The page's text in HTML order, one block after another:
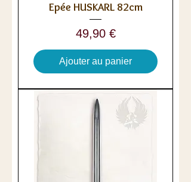
Epée HUSKARL 82cm
Prix
49,90 €
Ajouter au panier